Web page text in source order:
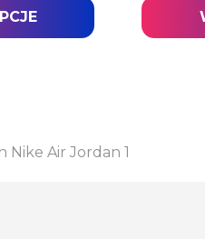
Nike Air Jordan 1